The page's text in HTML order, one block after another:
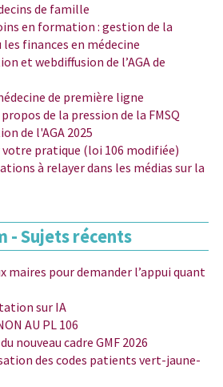
de famille
en formation : gestion de la
finances en médecine
et webdiffusion de l’AGA de
de première ligne
de la pression de la FMSQ
de l'AGA 2025
pratique (loi 106 modifiée)
à relayer dans les médias sur la
- Sujets récents
maires pour demander l’appui quant
sur IA
AU PL 106
nouveau cadre GMF 2026
des codes patients vert-jaune-